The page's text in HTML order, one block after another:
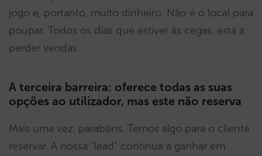
jogo e, portanto, muito dinheiro. Não é o local para
poupar. Todos os dias que estiver às cegas, está a
perder vendas.
A terceira barreira: oferece todas as suas
opções ao utilizador, mas este não reserva
Mais uma vez, parabéns. Temos algo para o cliente
reservar. A nossa “lead” continua a ganhar em